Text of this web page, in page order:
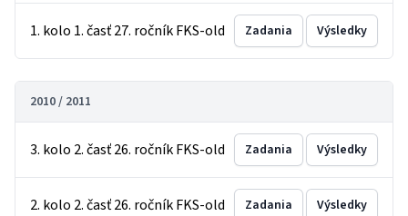
1. kolo 1. časť 27. ročník FKS-old Zadania Výsledky
2010 / 2011
3. kolo 2. časť 26. ročník FKS-old Zadania Výsledky
2. kolo 2. časť 26. ročník FKS-old Zadania Výsledky